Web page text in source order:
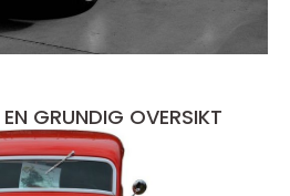
GRUNDIG OVERSIKT